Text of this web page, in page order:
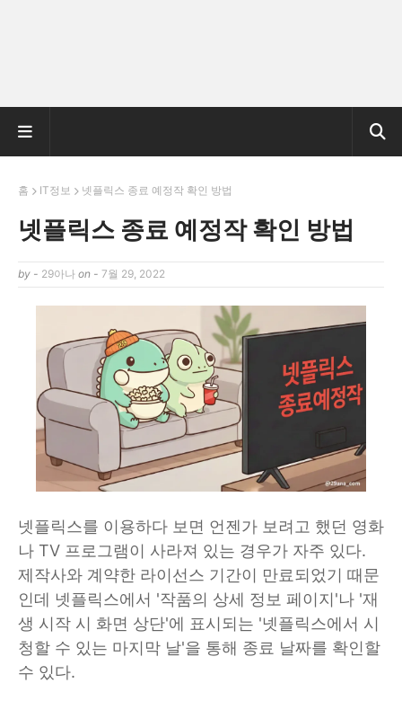
홈 IT정보 넷플릭스 종료 예정작 확인 방법
넷플릭스 종료 예정작 확인 방법
by - 29아나 on - 7월 29, 2022
넷플릭스를 이용하다 보면 언젠가 보려고 했던 영화
나 TV 프로그램이 사라져 있는 경우가 자주 있다.
제작사와 계약한 라이선스 기간이 만료되었기 때문
인데 넷플릭스에서 '작품의 상세 정보 페이지'나 '재
생 시작 시 화면 상단'에 표시되는 '넷플릭스에서 시
청할 수 있는 마지막 날'을 통해 종료 날짜를 확인할
수 있다.